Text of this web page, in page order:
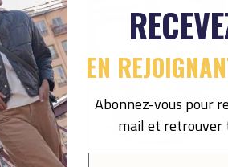
EN
Abonnez-vous pour
mail et retrouver